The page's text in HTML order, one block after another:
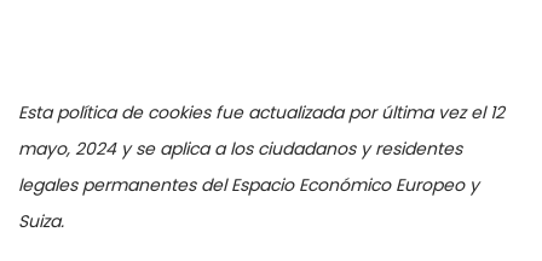
Esta política de cookies fue actualizada por última vez el 12
mayo, 2024 y se aplica a los ciudadanos y residentes
legales permanentes del Espacio Económico Europeo y
Suiza.